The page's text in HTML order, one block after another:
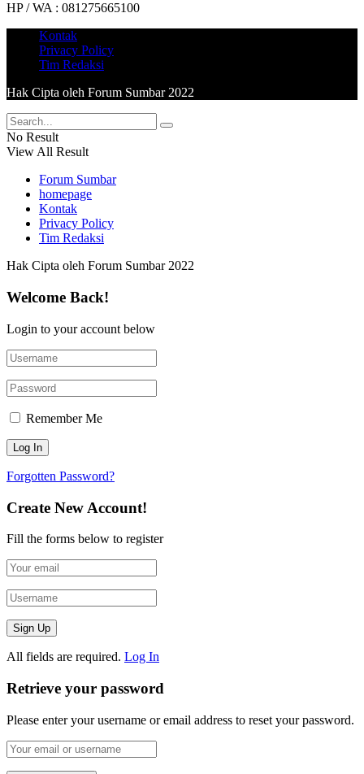
HP / WA : 081275665100
Kontak
Privacy Policy
Tim Redaksi
Hak Cipta oleh Forum Sumbar 2022
No Result
View All Result
Forum Sumbar
homepage
Kontak
Privacy Policy
Tim Redaksi
Hak Cipta oleh Forum Sumbar 2022
Welcome Back!
Login to your account below
Remember Me
Forgotten Password?
Create New Account!
Fill the forms below to register
All fields are required. Log In
Retrieve your password
Please enter your username or email address to reset your password.